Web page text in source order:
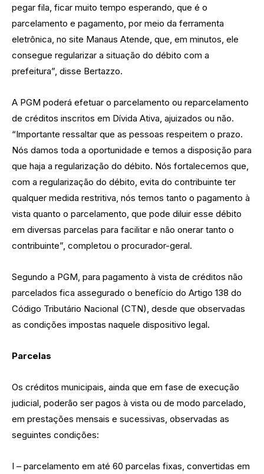
pegar fila, ficar muito tempo esperando, que é o
parcelamento e pagamento, por meio da ferramenta
eletrônica, no site Manaus Atende, que, em minutos, ele
consegue regularizar a situação do débito com a
prefeitura”, disse Bertazzo.
A PGM poderá efetuar o parcelamento ou reparcelamento
de créditos inscritos em Dívida Ativa, ajuizados ou não.
“Importante ressaltar que as pessoas respeitem o prazo.
Nós damos toda a oportunidade e temos a disposição para
que haja a regularização do débito. Nós fortalecemos que,
com a regularização do débito, evita do contribuinte ter
qualquer medida restritiva, nós temos tanto o pagamento à
vista quanto o parcelamento, que pode diluir esse débito
em diversas parcelas para facilitar e não onerar tanto o
contribuinte”, completou o procurador-geral.
Segundo a PGM, para pagamento à vista de créditos não
parcelados fica assegurado o benefício do Artigo 138 do
Código Tributário Nacional (CTN), desde que observadas
as condições impostas naquele dispositivo legal.
Parcelas
Os créditos municipais, ainda que em fase de execução
judicial, poderão ser pagos à vista ou de modo parcelado,
em prestações mensais e sucessivas, observadas as
seguintes condições:
I – parcelamento em até 60 parcelas fixas, convertidas em